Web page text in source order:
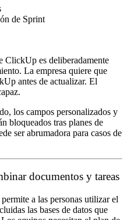
de Sprint
ClickUp es deliberadamente
La empresa quiere que
antes de actualizar. El
los campos personalizados y
bloqueados tras planes de
ser abrumadora para casos de
documentos y tareas
a las personas utilizar el
las bases de datos que